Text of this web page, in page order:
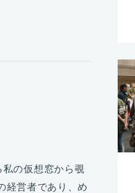
の仮想窓から覗
経営者であり、め